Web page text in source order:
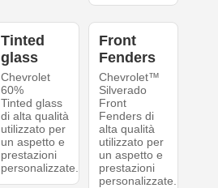
Tinted
glass
Chevrolet
60%
Tinted glass
di alta qualità
utilizzato per
un aspetto e
prestazioni
personalizzate.
Front
Fenders
Chevrolet™
Silverado
Front
Fenders di
alta qualità
utilizzato per
un aspetto e
prestazioni
personalizzate.